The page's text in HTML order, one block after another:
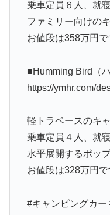
乗車定員６人、就
ファミリー向けの
お値段は358万円で
■Humming Bird（
https://ymhr.com/
軽トラベースのキ
乗車定員４人、就
水平展開するポッ
お値段は328万円で
#キャンピングカー